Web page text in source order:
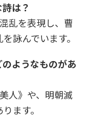
は？
乱を表現し、曹
詠んでいます。
ようなものがあ
人》や、明朝滅
ます。